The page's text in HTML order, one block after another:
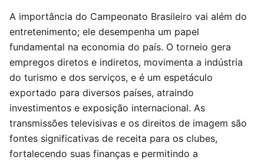
A importância do Campeonato Brasileiro vai além do
entretenimento; ele desempenha um papel
fundamental na economia do país. O torneio gera
empregos diretos e indiretos, movimenta a indústria
do turismo e dos serviços, e é um espetáculo
exportado para diversos países, atraindo
investimentos e exposição internacional. As
transmissões televisivas e os direitos de imagem são
fontes significativas de receita para os clubes,
fortalecendo suas finanças e permitindo a